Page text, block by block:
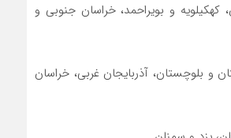
کهکیلویه و بویراحمد، خراسان جنوبی و
و بلوچستان، آذربایجان غربی، خراسان